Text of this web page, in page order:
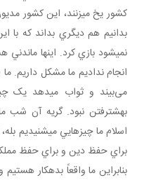
کشور يخ مي زنند، اين کشور
بدانيم هم ديگري بداند که با
نمي شود بازي کرد. اينها ماندني
انجام نداديم ما مشکل داريم.
می‌بيند و ثواب مي دهد يک
بهشت رفتن نبود. گريه آن شب
اسلام ما چيزهايي مي شنيديم بله،
براي حفظ دين و براي حفظ
بنابراين ما واقعاً بدهکار